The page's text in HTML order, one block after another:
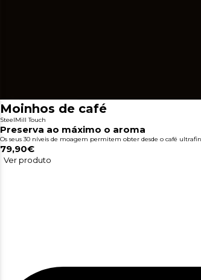
Moinhos de café
SteelMill Touch
Preserva ao máximo o aroma
Os seus 30 níveis de moagem permitem obter desde o café
79,90€
Ver produto